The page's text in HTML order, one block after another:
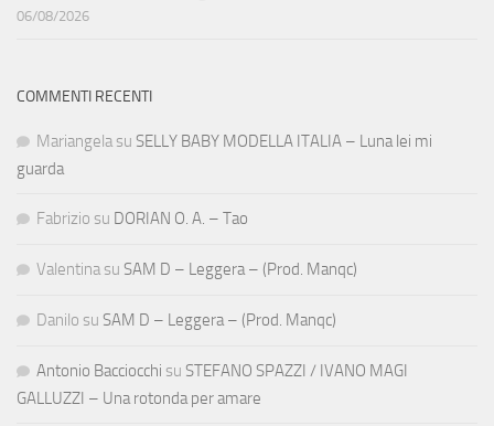
06/08/2026
COMMENTI RECENTI
Mariangela su SELLY BABY MODELLA ITALIA – Luna lei mi
guarda
Fabrizio su DORIAN O. A. – Tao
Valentina su SAM D – Leggera – (Prod. Manqc)
Danilo su SAM D – Leggera – (Prod. Manqc)
Antonio Bacciocchi su STEFANO SPAZZI / IVANO MAGI
GALLUZZI – Una rotonda per amare